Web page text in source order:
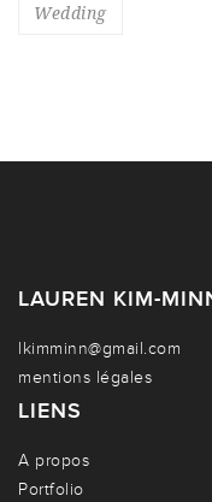
Wedding
LAUREN KIM-
lkimminn@gmail.com
mentions légales
LIENS
A propos
Portfolio